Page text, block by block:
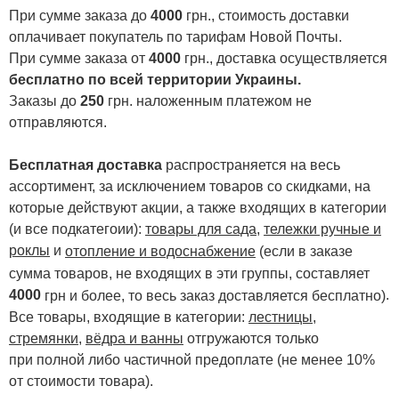
При сумме заказа до 4000 грн., стоимость доставки
оплачивает покупатель по тарифам Новой Почты.
При сумме заказа от 4000 грн., доставка осуществляется
бесплатно по всей территории Украины.
Заказы до 250 грн. наложенным платежом не
отправляются.
Бесплатная доставка распространяется на весь
ассортимент, за исключением товаров со скидками, на
которые действуют акции, а также входящих в категории
(и все подкатегоии): товары для сада, тележки ручные и
роклы и отопление и водоснабжение (если в заказе
сумма товаров, не входящих в эти группы, составляет
4000 грн и более, то весь заказ доставляется бесплатно).
Все товары, входящие в категории: лестницы,
стремянки, вёдра и ванны отгружаются только
при полной либо частичной предоплате (не менее 10%
от стоимости товара).